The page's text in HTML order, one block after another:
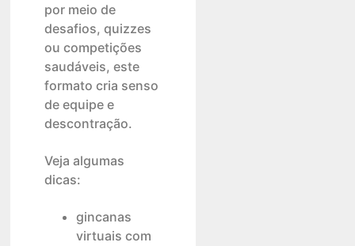
por meio de
desafios, quizzes
ou competições
saudáveis, este
formato cria senso
de equipe e
descontração.
Veja algumas
dicas:
gincanas
virtuais com